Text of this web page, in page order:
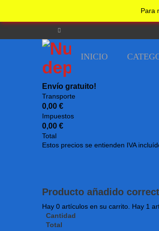
INICIO
Envío gratuito!
Transporte
0,00 €
Impuestos
0,00 €
Total
Estos precios se entienden IVA
Producto añadido
Hay 0 artículos en su carrito. Hay 1
Cantidad
Total
Para